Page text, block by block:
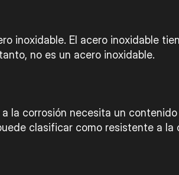
inoxidable. El acero inoxidable
no es un acero inoxidable.
la corrosión necesita un
clasificar como resistente a la